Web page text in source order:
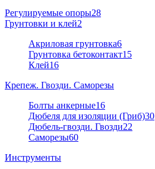
Регулируемые опоры28
Грунтовки и клей2
Акриловая грунтовка6
Грунтовка бетоконтакт15
Клей16
Крепеж. Гвозди. Саморезы
Болты анкерные16
Дюбеля для изоляции (Гриб)30
Дюбель-гвозди. Гвозди22
Саморезы60
Инструменты